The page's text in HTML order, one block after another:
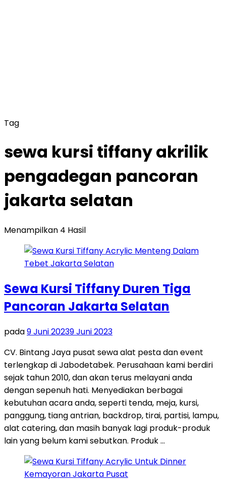
Tag
sewa kursi tiffany akrilik
pengadegan pancoran
jakarta selatan
Menampilkan 4 Hasil
Sewa Kursi Tiffany Duren Tiga
Pancoran Jakarta Selatan
pada9 Juni 20239 Juni 2023
CV. Bintang Jaya pusat sewa alat pesta dan event
terlengkap di Jabodetabek. Perusahaan kami berdiri
sejak tahun 2010, dan akan terus melayani anda
dengan sepenuh hati. Menyediakan berbagai
kebutuhan acara anda, seperti tenda, meja, kursi,
panggung, tiang antrian, backdrop, tirai, partisi, lampu,
alat catering, dan masih banyak lagi produk-produk
lain yang belum kami sebutkan. Produk …